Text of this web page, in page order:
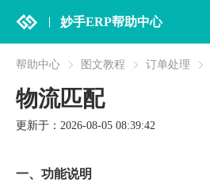
妙手ERP帮助中心
帮助中心 图文教程 订单处理
物流匹配
更新于：2026-08-05 08:39:42
一、功能说明